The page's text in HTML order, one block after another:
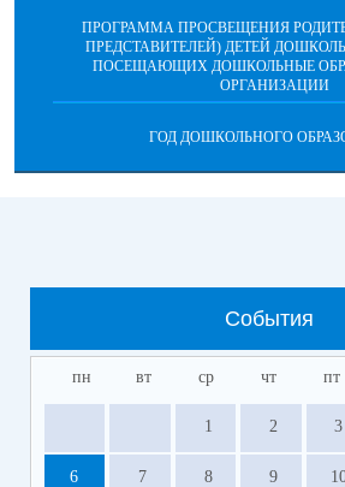
ПРОГРАММА ПРОСВЕЩЕНИЯ
ПРЕДСТАВИТЕЛЕЙ) ДЕТЕЙ
ПОСЕЩАЮЩИХ ДОШКОЛЬНЫЕ
ОРГАНИЗАЦИИ
ГОД ДОШКОЛЬНОГО
События
пн вт ср чт пт
1 2 3
6 7 8 9